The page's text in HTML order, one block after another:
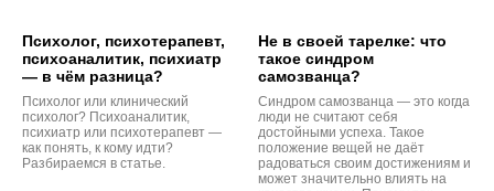
Психолог, психотерапевт,
психоаналитик, психиатр
— в чём разница?
Психолог или клинический
психолог? Психоаналитик,
психиатр или психотерапевт —
как понять, к кому идти?
Разбираемся в статье.
Не в своей тарелке: что
такое синдром
самозванца?
Синдром самозванца — это когда
люди не считают себя
достойными успеха. Такое
положение вещей не даёт
радоваться своим достижениям и
может значительно влиять на